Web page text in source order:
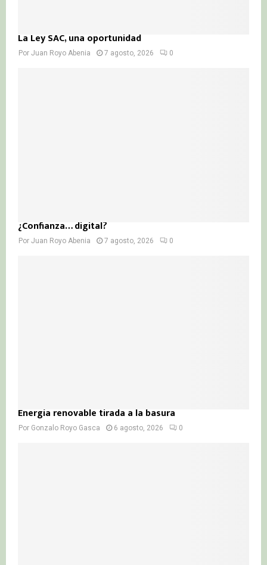
La Ley SAC, una oportunidad
Por Juan Royo Abenia 7 agosto, 2026 0
¿Confianza… digital?
Por Juan Royo Abenia 7 agosto, 2026 0
Energía renovable tirada a la basura
Por Gonzalo Royo Gasca 6 agosto, 2026 0